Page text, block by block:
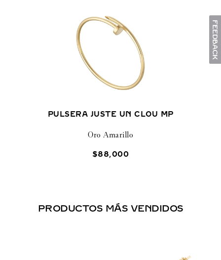
PULSERA JUSTE UN CLOU MP
Oro Amarillo
$88,000
PRODUCTOS MÁS VENDIDOS